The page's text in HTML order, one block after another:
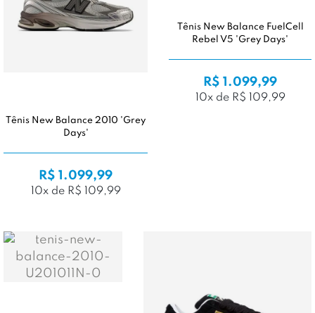
Tênis New Balance 2010 'Grey
Days'
R$ 1.099,99
10x de R$ 109,99
Tênis New Balance FuelCell
Rebel V5 'Grey Days'
R$ 1.099,99
10x de R$ 109,99